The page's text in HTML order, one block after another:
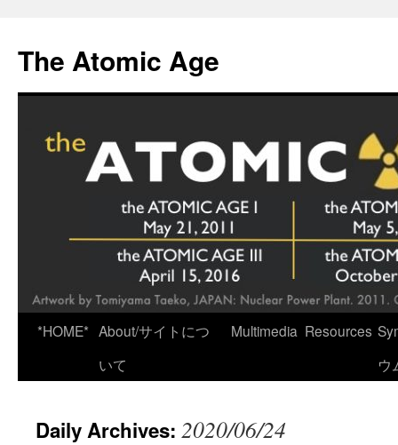
content
The Atomic Age
*HOME* About/サイトにつ
いて
Multimedia Resources
ウ
Daily Archives: 2020/06/24